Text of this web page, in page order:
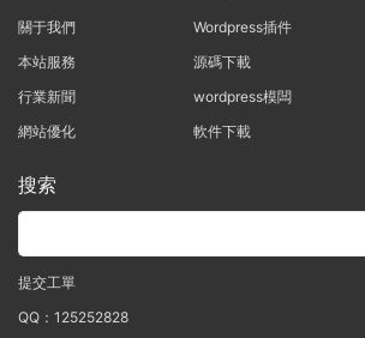
關于我們
本站服務
行業新聞
網站優化
Wordpress插件
源碼下載
wordpress模闆
軟件下載
搜索
提交工單
QQ：125252828